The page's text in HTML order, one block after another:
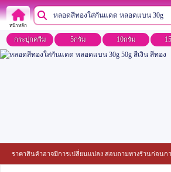
หน้าหลัก
กระปุกครีม 5กรัม 10กรัม
ราคาสินค้าอาจมีการเปลี่ยนแปลง สอบถามทางร้านก่อนก